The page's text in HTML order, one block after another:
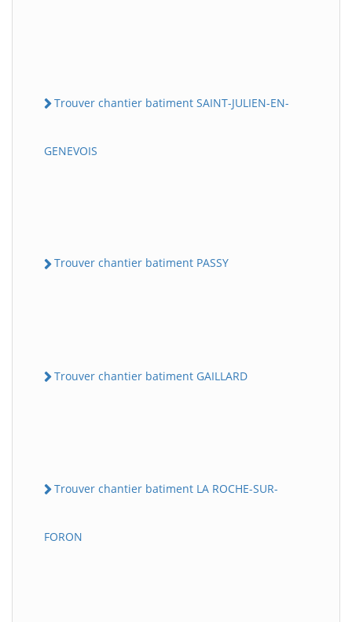
Trouver chantier batiment SAINT-JULIEN-EN-
GENEVOIS
Trouver chantier batiment PASSY
Trouver chantier batiment GAILLARD
Trouver chantier batiment LA ROCHE-SUR-
FORON